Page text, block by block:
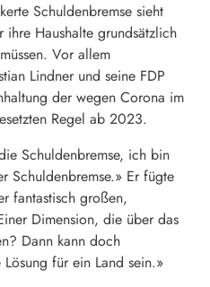
Schuldenbremse sieht
ihre Haushalte grundsätzlich
Vor allem
Lindner und seine FDP
der wegen Corona im
Regel ab 2023.
Schuldenbremse, ich bin
Schuldenbremse.» Er fügte
fantastisch großen,
Dimension, die über das
Dann kann doch
für ein Land sein.»